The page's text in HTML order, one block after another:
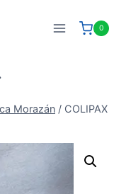
0
Morazán / COLIPAX